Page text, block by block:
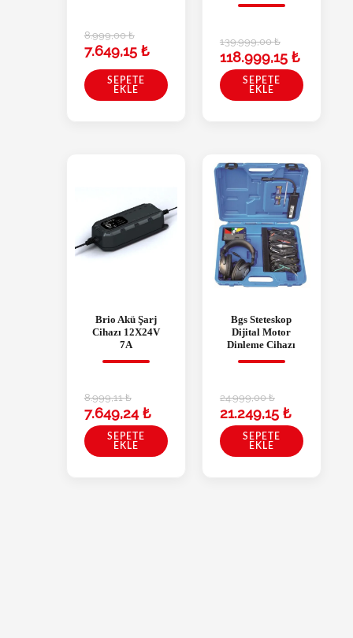
8.999,00₺
7.649,15 ₺
SEPETE
EKLE
139.999,00₺
118.999,15 ₺
SEPETE
EKLE
Brio Akü Şarj
Cihazı 12X24V
7A
8.999,11₺
7.649,24₺
SEPETE
EKLE
Bgs Steteskop
Dijital Motor
Dinleme Cihazı
24.999,00₺
21.249,15 ₺
SEPETE
EKLE